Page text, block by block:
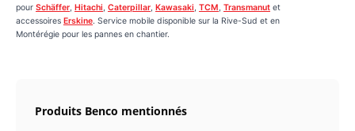
pour Schäffer, Hitachi, Caterpillar, Kawasaki, TCM, Transmanut et
accessoires Erskine. Service mobile disponible sur la Rive-Sud et en
Montérégie pour les pannes en chantier.
Produits Benco mentionnés